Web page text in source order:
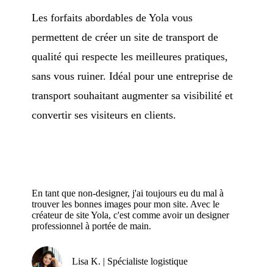
Les forfaits abordables de Yola vous
permettent de créer un site de transport de
qualité qui respecte les meilleures pratiques,
sans vous ruiner. Idéal pour une entreprise de
transport souhaitant augmenter sa visibilité et
convertir ses visiteurs en clients.
En tant que non-designer, j'ai toujours eu du mal à
trouver les bonnes images pour mon site. Avec le
créateur de site Yola, c'est comme avoir un designer
professionnel à portée de main.
Lisa K. | Spécialiste logistique